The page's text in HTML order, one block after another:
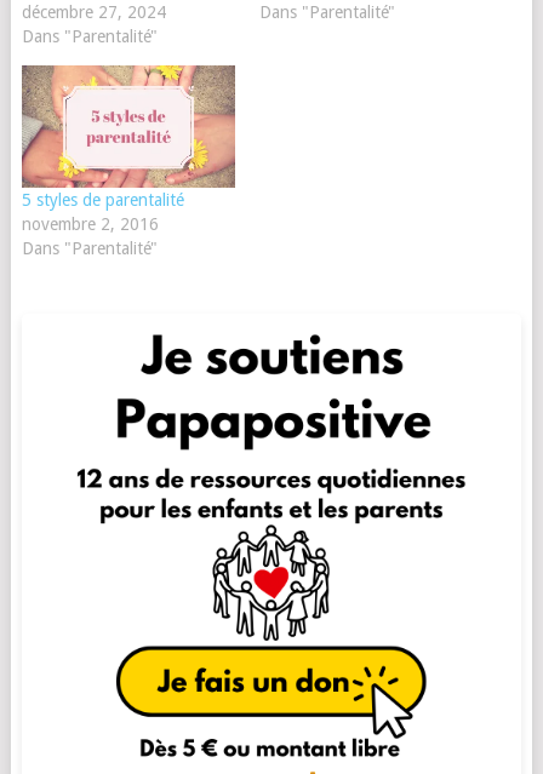
décembre 27, 2024
Dans "Parentalité"
Dans "Parentalité"
5 styles de parentalité
novembre 2, 2016
Dans "Parentalité"